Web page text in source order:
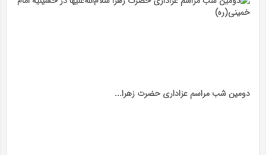
دومین شب مراسم عزاداری حضرت زهرا...